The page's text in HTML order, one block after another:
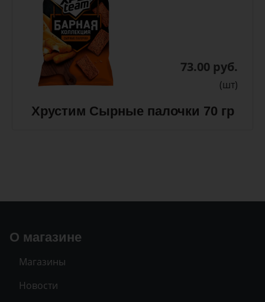
73.00 руб.
(шт)
Хрустим Сырные палочки 70 гр
О магазине
Магазины
Новости